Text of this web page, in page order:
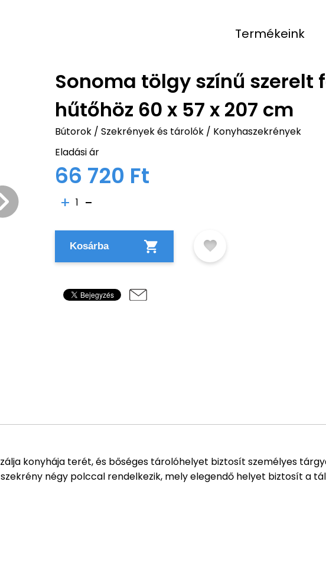
Termékeink
Sonoma tölgy színű szerelt
hűtőhöz 60 x 57 x 207 cm
Bútorok/ Szekrények és tárolók/ Konyhaszekrények
Eladási ár
66 720 Ft
1
Kosárba
konyhája terét, és bőséges tárolóhelyet biztosít személyes
négy polccal rendelkezik, mely elegendő helyet biztosít a